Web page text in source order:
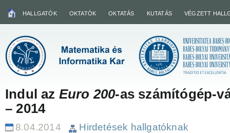
HALLGATÓK OKTATÓK OKTATÁS KUTATÁS VÉGZETT
Indul az Euro 200-as számítógép-
– 2014
8.04.2014 Hirdetések hallgatóknak